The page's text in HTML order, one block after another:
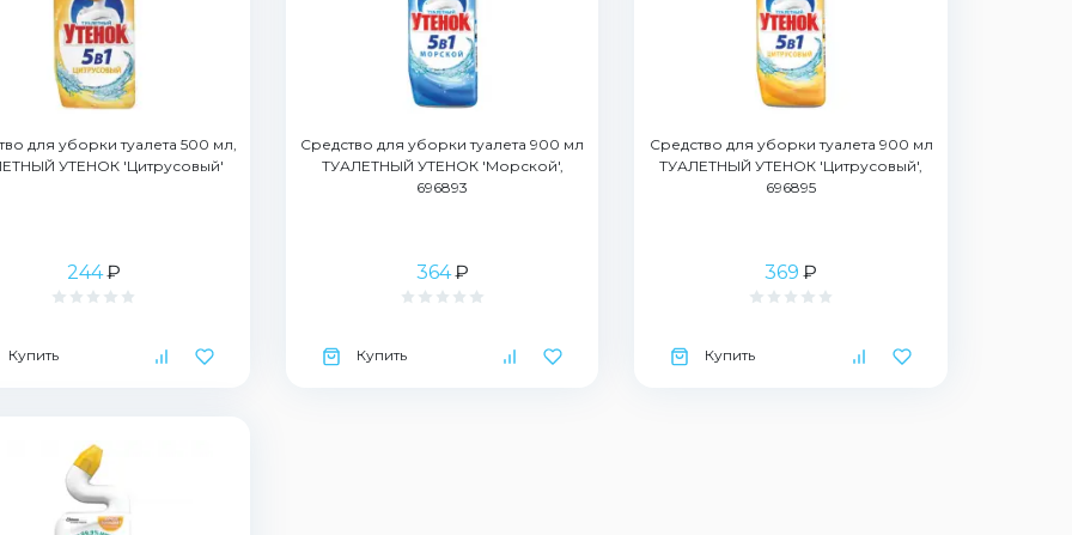
для уборки туалета 500 мл,
УТЕНОК 'Цитрусовый'
244₽
Купить
Средство для уборки туалета 900 мл
ТУАЛЕТНЫЙ УТЕНОК 'Морской',
696893
364₽
Купить
Средство для уборки туалета 900 мл
ТУАЛЕТНЫЙ УТЕНОК 'Цитрусовый',
696895
369 ₽
Купить